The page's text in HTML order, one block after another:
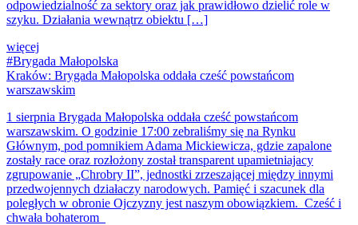
odpowiedzialność za sektory oraz jak prawidłowo dzielić role w
szyku. Działania wewnątrz obiektu […]
więcej
#Brygada Małopolska
Kraków: Brygada Małopolska oddała cześć powstańcom
warszawskim
1 sierpnia Brygada Małopolska oddała cześć powstańcom
warszawskim. O godzinie 17:00 zebraliśmy się na Rynku
Głównym, pod pomnikiem Adama Mickiewicza, gdzie zapalone
zostały race oraz rozłożony został transparent upamietniajacy
zgrupowanie „Chrobry II”, jednostki zrzeszającej między innymi
przedwojennych działaczy narodowych. Pamięć i szacunek dla
poległych w obronie Ojczyzny jest naszym obowiązkiem. Cześć i
chwała bohaterom